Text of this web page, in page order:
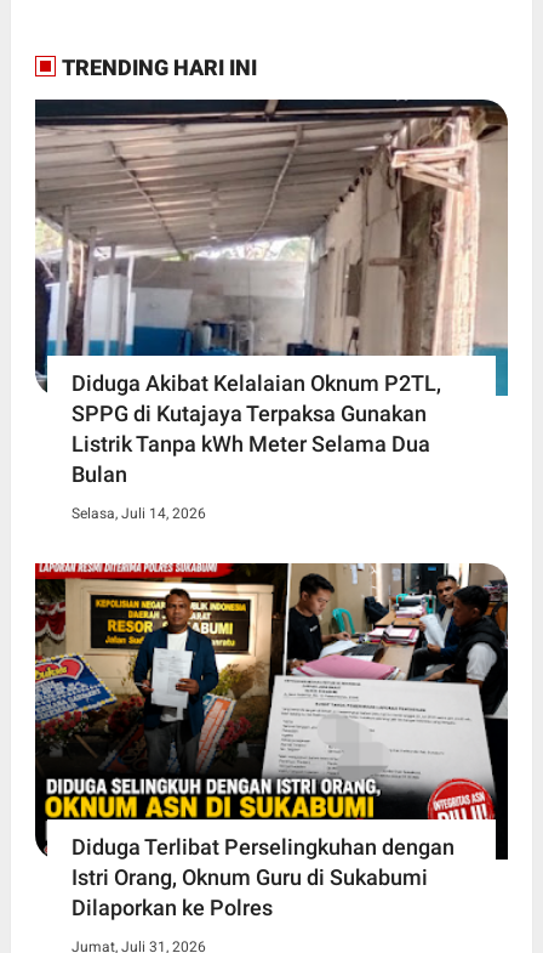
TRENDING HARI INI
Diduga Akibat Kelalaian Oknum P2TL,
SPPG di Kutajaya Terpaksa Gunakan
Listrik Tanpa kWh Meter Selama Dua
Bulan
Selasa, Juli 14, 2026
Diduga Terlibat Perselingkuhan dengan
Istri Orang, Oknum Guru di Sukabumi
Dilaporkan ke Polres
Jumat, Juli 31, 2026